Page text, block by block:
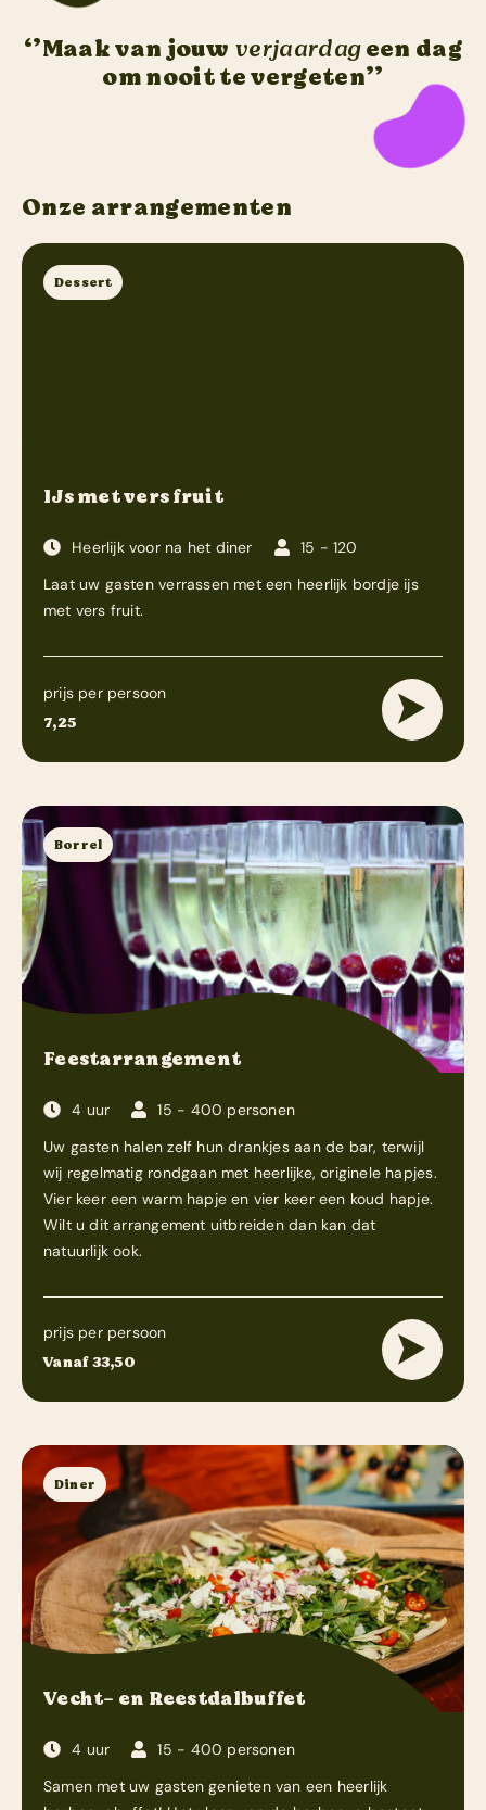
‘’Maak van jouw verjaardageen dag
om nooit te vergeten’’
Onze arrangementen
Dessert
IJs met vers fruit
Heerlijk voor na het diner
15 - 120
Laat uw gasten verrassen met een heerlijk bordje ijs
met vers fruit.
prijs per persoon
7,25
Borrel
Feestarrangement
4 uur
15 - 400 personen
Uw gasten halen zelf hun drankjes aan de bar, terwijl
wij regelmatig rondgaan met heerlijke, originele hapjes.
Vier keer een warm hapje en vier keer een koud hapje.
Wilt u dit arrangement uitbreiden dan kan dat
natuurlijk ook.
prijs per persoon
Vanaf 33,50
Diner
Vecht- en Reestdalbuffet
4 uur
15 - 400 personen
Samen met uw gasten genieten van een heerlijk